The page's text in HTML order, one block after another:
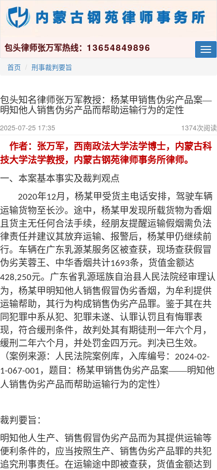
包头律师张万军热线： 13654849896
首页 刑事裁判要旨
包头知名律师张万军教授：杨某甲销售伪劣产品案—
明知他人销售伪劣产品而帮助运输行为的定性
2025-07-25 17:35 1374次阅读
作者：张万军，西南政法大学法学博士，内蒙古科
技大学法学教授，内蒙古钢苑律师事务所律师。
一、本案基本事实及裁判观点
2020年12月，杨某甲受货主电话安排，驾驶车辆
运输货物至长沙。途中，杨某甲发现所载货物为香烟
且货主无任何合法手续，经朋友提醒运输假烟需负法
律责任并建议其放弃运输、报警后，杨某甲仍继续前
行。车辆在广东乳源某服务区被查获，现场查获假冒
伪劣芙蓉王、中华香烟共计1693条，货值金额达
428,250元。广东省乳源瑶族自治县人民法院经审理认
为，杨某甲明知他人销售假冒伪劣香烟，为牟利提供
运输帮助，其行为构成销售伪劣产品罪。鉴于其在共
同犯罪中系从犯、犯罪未遂、认罪认罚且有悔罪表
现，符合缓刑条件，故判处其有期徒刑一年六个月，
缓刑二年六个月，并处罚金四万元。判决已生效。
（案例来源：人民法院案例库，入库编号： 2024-02-
1-067-001 ，题目：杨某甲销售伪劣产品案——明知他
人销售伪劣产品而帮助运输行为的定性）
裁判要旨：
明知他人生产、销售假冒伪劣产品而为其提供运输等
便利条件的，应当按照生产、销售伪劣产品罪的共犯
追究刑事责任。在运输途中即被查获，货值金额达到